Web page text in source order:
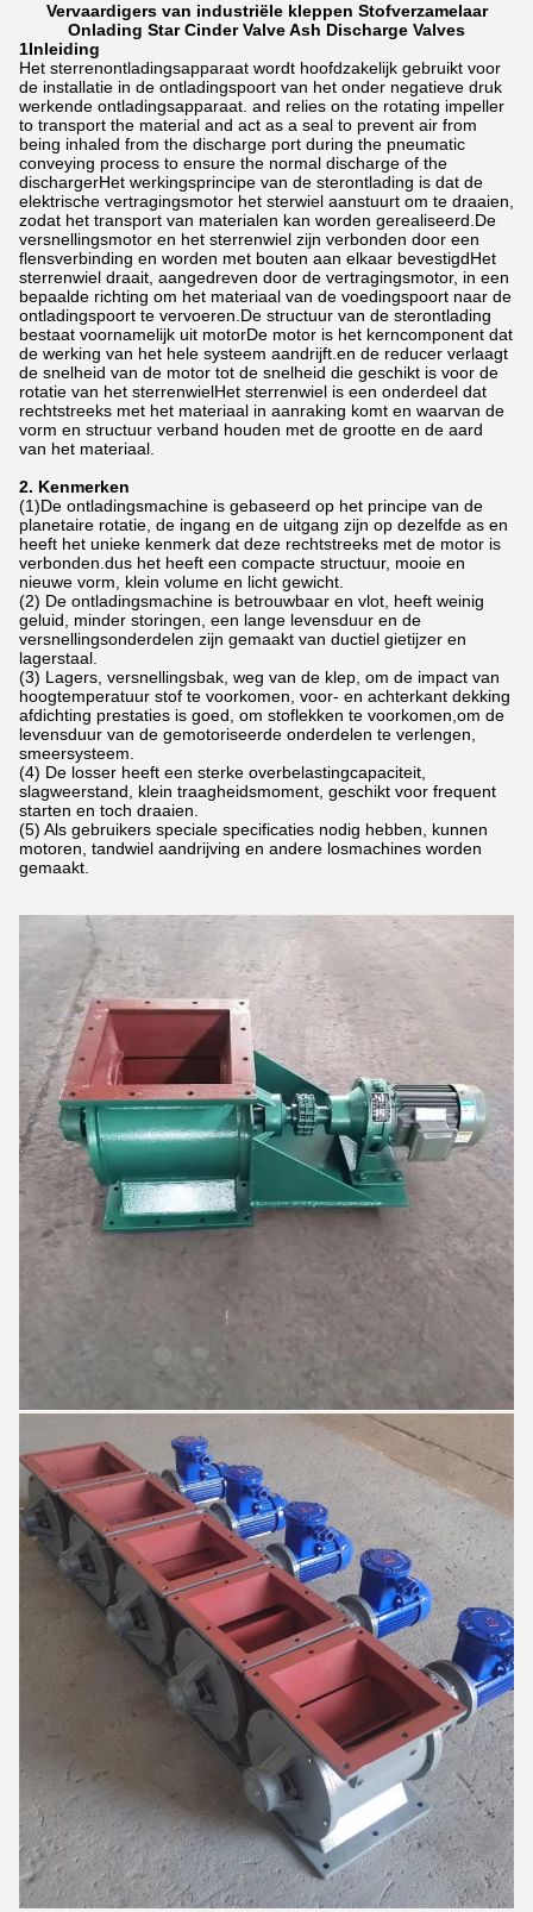
Vervaardigers van industriële kleppen Stofverzamelaar
Onlading Star Cinder Valve Ash Discharge Valves
1Inleiding
Het sterrenontladingsapparaat wordt hoofdzakelijk gebruikt voor
de installatie in de ontladingspoort van het onder negatieve druk
werkende ontladingsapparaat. and relies on the rotating impeller
to transport the material and act as a seal to prevent air from
being inhaled from the discharge port during the pneumatic
conveying process to ensure the normal discharge of the
dischargerHet werkingsprincipe van de sterontlading is dat de
elektrische vertragingsmotor het sterwiel aanstuurt om te draaien,
zodat het transport van materialen kan worden gerealiseerd.De
versnellingsmotor en het sterrenwiel zijn verbonden door een
flensverbinding en worden met bouten aan elkaar bevestigdHet
sterrenwiel draait, aangedreven door de vertragingsmotor, in een
bepaalde richting om het materiaal van de voedingspoort naar de
ontladingspoort te vervoeren.De structuur van de sterontlading
bestaat voornamelijk uit motorDe motor is het kerncomponent dat
de werking van het hele systeem aandrijft.en de reducer verlaagt
de snelheid van de motor tot de snelheid die geschikt is voor de
rotatie van het sterrenwielHet sterrenwiel is een onderdeel dat
rechtstreeks met het materiaal in aanraking komt en waarvan de
vorm en structuur verband houden met de grootte en de aard
van het materiaal.
2. Kenmerken
(1)De ontladingsmachine is gebaseerd op het principe van de
planetaire rotatie, de ingang en de uitgang zijn op dezelfde as en
heeft het unieke kenmerk dat deze rechtstreeks met de motor is
verbonden.dus het heeft een compacte structuur, mooie en
nieuwe vorm, klein volume en licht gewicht.
(2) De ontladingsmachine is betrouwbaar en vlot, heeft weinig
geluid, minder storingen, een lange levensduur en de
versnellingsonderdelen zijn gemaakt van ductiel gietijzer en
lagerstaal.
(3) Lagers, versnellingsbak, weg van de klep, om de impact van
hoogtemperatuur stof te voorkomen, voor- en achterkant dekking
afdichting prestaties is goed, om stoflekken te voorkomen,om de
levensduur van de gemotoriseerde onderdelen te verlengen,
smeersysteem.
(4) De losser heeft een sterke overbelastingcapaciteit,
slagweerstand, klein traagheidsmoment, geschikt voor frequent
starten en toch draaien.
(5) Als gebruikers speciale specificaties nodig hebben, kunnen
motoren, tandwiel aandrijving en andere losmachines worden
gemaakt.